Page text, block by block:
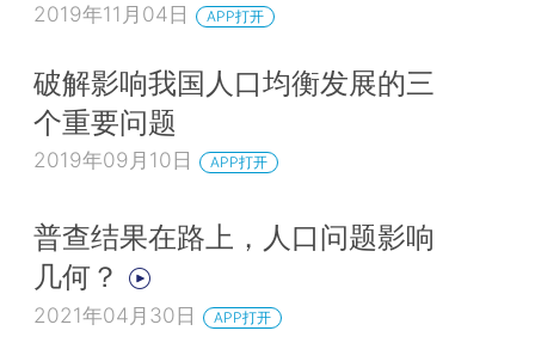
2019年11月04日 APP打开
破解影响我国人口均衡发展的三
个重要问题
2019年09月10日 APP打开
普查结果在路上，人口问题影响
几何？
2021年04月30日 APP打开